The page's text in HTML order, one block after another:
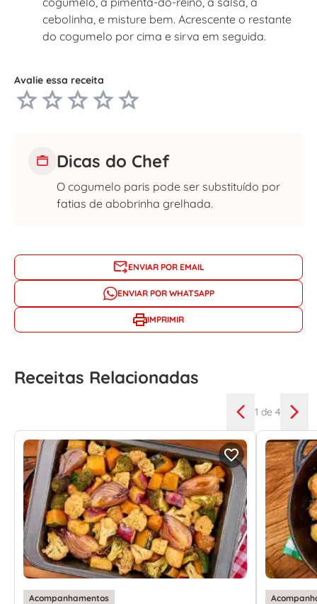
cebolinha, e misture bem. Acrescente o restante
do cogumelo por cima e sirva em seguida.
Avalie essa receita
Dicas do Chef
O cogumelo paris pode ser substituído por
fatias de abobrinha grelhada.
ENVIAR POR EMAIL
ENVIAR POR WHATSAPP
IMPRIMIR
Receitas Relacionadas
1 de 4
Acompanhamentos